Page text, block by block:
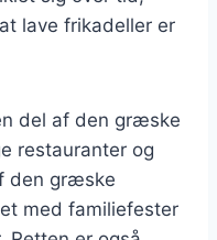
lave frikadeller er
del af den græske
restauranter og
den græske
med familiefester